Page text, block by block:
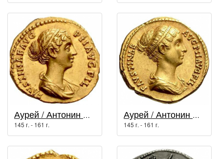
Аурей / Антонин Пий (138 г. - 161 г.)
145 г. - 161 г.
Аурей / Антонин Пий (138 г. - 161 г.)
145 г. - 161 г.